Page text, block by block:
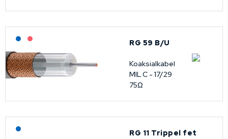
Lagerført: NEK Kabel
RG 59 B/U
Koaksialkabel
MIL C - 17/29
75Ω
RG 11 Trippel fet